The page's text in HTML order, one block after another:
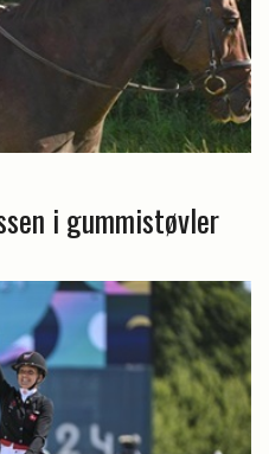
i gummistøvler